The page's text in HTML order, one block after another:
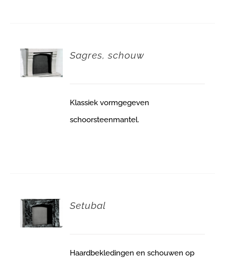
Sagres, schouw
Klassiek vormgegeven
schoorsteenmantel.
Setubal
Haardbekledingen en schouwen op